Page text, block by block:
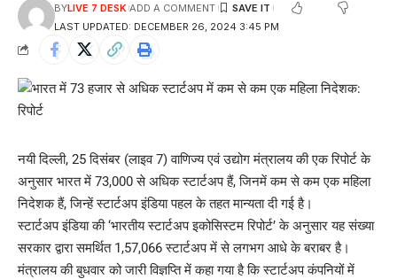
LAST UPDATED: DECEMBER 26, 2024 3:45 PM
BYLIVE 7 DESK ADD A COMMENT
नयी दिल्ली, 25 दिसंबर (लाइव 7) वाणिज्य एवं उद्योग मंत्रालय की एक रिपोर्ट के
अनुसार भारत में 73,000 से अधिक स्टार्टअप हैं, जिनमें कम से कम एक महिला
निदेशक हैं, जिन्हें स्टार्टअप इंडिया पहल के तहत मान्यता दी गई है।
स्टार्टअप इंडिया की ‘भारतीय स्टार्टअप इकोसिस्टम रिपोर्ट’ के अनुसार यह संख्या
सरकार द्वारा समर्थित 1,57,066 स्टार्टअप में से लगभग आधे के बराबर है।
मंत्रालय की बुधवार को जारी विज्ञप्ति में कहा गया है कि स्टार्टअप कंपनियों में